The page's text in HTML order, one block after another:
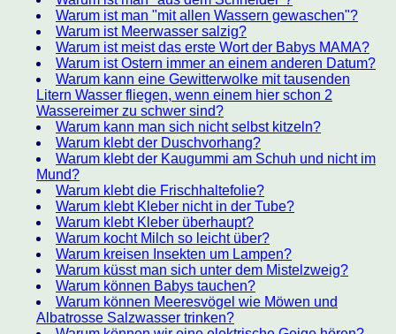
Warum ist man "mit allen Wassern gewaschen"?
Warum ist Meerwasser salzig?
Warum ist meist das erste Wort der Babys MAMA?
Warum ist Ostern immer an einem anderen Datum?
Warum kann eine Gewitterwolke mit tausenden
Litern Wasser fliegen, wenn einem hier schon 2
Wassereimer zu schwer sind?
Warum kann man sich nicht selbst kitzeln?
Warum klebt der Duschvorhang?
Warum klebt der Kaugummi am Schuh und nicht im
Mund?
Warum klebt die Frischhaltefolie?
Warum klebt Kleber nicht in der Tube?
Warum klebt Kleber überhaupt?
Warum kocht Milch so leicht über?
Warum kreisen Insekten um Lampen?
Warum küsst man sich unter dem Mistelzweig?
Warum können Babys tauchen?
Warum können Meeresvögel wie Möwen und
Albatrosse Salzwasser trinken?